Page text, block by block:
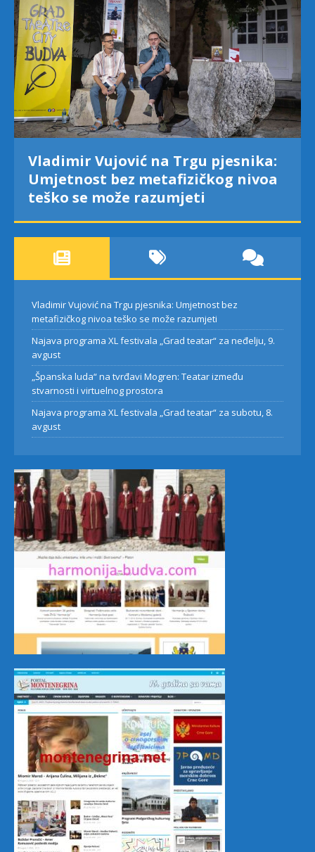
Vladimir Vujović na Trgu pjesnika:
Umjetnost bez metafizičkog nivoa
teško se može razumjeti
Vladimir Vujović na Trgu pjesnika: Umjetnost bez
metafizičkog nivoa teško se može razumjeti
Najava programa XL festivala „Grad teatar“ za neđelju, 9.
avgust
„Španska luda“ na tvrđavi Mogren: Teatar između
stvarnosti i virtuelnog prostora
Najava programa XL festivala „Grad teatar“ za subotu, 8.
avgust